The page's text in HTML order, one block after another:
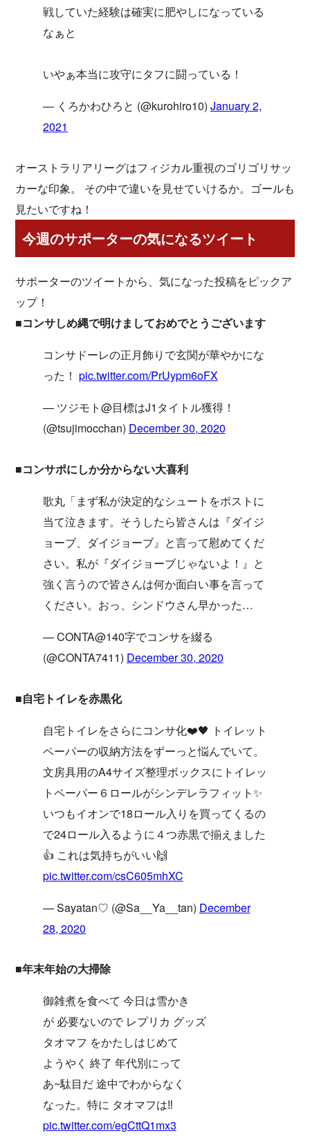
戦していた経験は確実に肥やしになっている
なぁと
いやぁ本当に攻守にタフに闘っている！
— くろかわひろと (@kurohiro10) January 2,
2021
オーストラリアリーグはフィジカル重視のゴリゴリサッ
カーな印象。 その中で違いを見せていけるか。ゴールも
見たいですね！
今週のサポーターの気になるツイート
サポーターのツイートから、気になった投稿をピックア
ップ！
■コンサしめ縄で明けましておめでとうございます
コンサドーレの正月飾りで玄関が華やかにな
った！pic.twitter.com/PrUypm6oFX
— ツジモト@目標はJ1タイトル獲得！
(@tsujimocchan) December 30, 2020
■コンサポにしか分からない大喜利
歌丸「まず私が決定的なシュートをポストに
当て泣きます。そうしたら皆さんは『ダイジ
ョーブ、ダイジョーブ』と言って慰めてくだ
さい。私が『ダイジョーブじゃないよ！』と
強く言うので皆さんは何か面白い事を言って
ください。おっ、シンドウさん早かった…
— CONTA@140字でコンサを綴る
(@CONTA7411) December 30, 2020
■自宅トイレを赤黒化
自宅トイレをさらにコンサ化❤️🖤 トイレット
ペーパーの収納方法をずーっと悩んでいて。
文房具用のA4サイズ整理ボックスにトイレッ
トペーパー６ロールがシンデレラフィット✨
いつもイオンで18ロール入りを買ってくるの
で24ロール入るように４つ赤黒で揃えました
👍 これは気持ちがいい🙌
pic.twitter.com/csC605mhXC
— Sayatan♡ (@Sa__Ya__tan) December
28, 2020
■年末年始の大掃除
御雑煮を食べて 今日は雪かき
が 必要ないので レプリカ グッズ
タオマフ をかたしはじめて
ようやく 終了 年代別にって
あ~駄目だ 途中でわからなく
なった。特に タオマフは‼️
pic.twitter.com/egCttQ1mx3